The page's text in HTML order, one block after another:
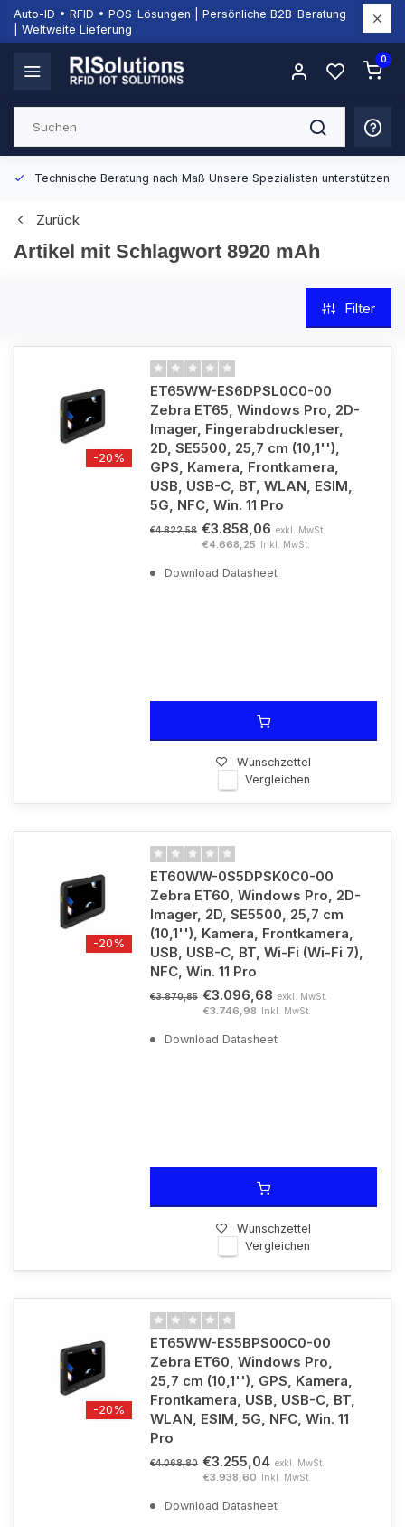
Auto-ID • RFID • POS-Lösungen | Persönliche B2B-Beratung
| Weltweite Lieferung
0
Europäische DistributionMit unserer europaweiten Abdeckung
Zurück
Artikel mit Schlagwort 8920 mAh
Filter
-20%
ET65WW-ES6DPSL0C0-00
Zebra ET65, Windows Pro, 2D-
Imager, Fingerabdruckleser,
2D, SE5500, 25,7 cm (10,1''),
GPS, Kamera, Frontkamera,
USB, USB-C, BT, WLAN, ESIM,
5G, NFC, Win. 11 Pro
€4.822,58 €3.858,06 exkl. MwSt.
€4.668,25 Inkl. MwSt.
Download Datasheet
Wunschzettel
Vergleichen
-20%
ET60WW-0S5DPSK0C0-00
Zebra ET60, Windows Pro, 2D-
Imager, 2D, SE5500, 25,7 cm
(10,1''), Kamera, Frontkamera,
USB, USB-C, BT, Wi-Fi (Wi-Fi 7),
NFC, Win. 11 Pro
€3.870,85 €3.096,68 exkl. MwSt.
€3.746,98 Inkl. MwSt.
Download Datasheet
Wunschzettel
Vergleichen
-20%
ET65WW-ES5BPS00C0-00
Zebra ET60, Windows Pro,
25,7 cm (10,1''), GPS, Kamera,
Frontkamera, USB, USB-C, BT,
WLAN, ESIM, 5G, NFC, Win. 11
Pro
€4.068,80 €3.255,04 exkl. MwSt.
€3.938,60 Inkl. MwSt.
Download Datasheet